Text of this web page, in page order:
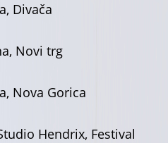
Divača
Novi trg
Nova Gorica
Hendrix, Festival